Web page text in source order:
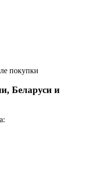
Беларуси и